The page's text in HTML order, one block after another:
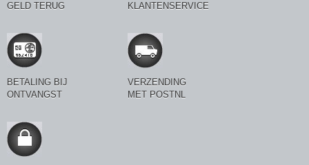
GELD TERUG
KLANTENSERVICE
BETALING BIJ
ONTVANGST
VERZENDING
MET POSTNL